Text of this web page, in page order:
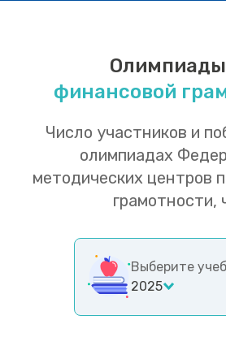
финансовой
Число участников и
олимпиадах
методических центров
грамотности,
Выберите
2025